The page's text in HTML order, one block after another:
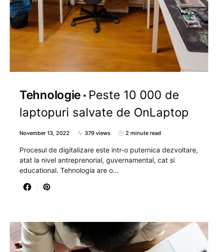
Tehnologie
Peste 10 000 de
laptopuri salvate de OnLaptop
November 13, 2022 379 views 2 minute read
Procesul de digitalizare este intr-o puternica dezvoltare,
atat la nivel antreprenorial, guvernamental, cat si
educational. Tehnologia are o…